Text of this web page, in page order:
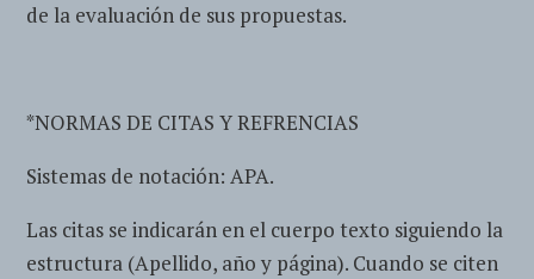
de la evaluación de sus propuestas.
*NORMAS DE CITAS Y REFRENCIAS
Sistemas de notación: APA.
Las citas se indicarán en el cuerpo texto siguiendo la
estructura (Apellido, año y página). Cuando se citen